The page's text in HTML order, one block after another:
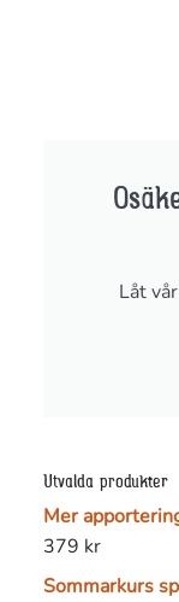
Låt
Utvalda produkter
Mer
379 kr
Sommarkurs